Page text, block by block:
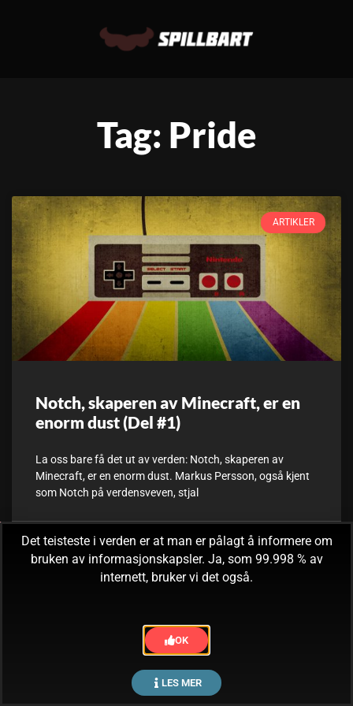
Tag: Pride
ARTIKLER
Notch, skaperen av Minecraft, er en
enorm dust (Del #1)
La oss bare få det ut av verden: Notch, skaperen av
Minecraft, er en enorm dust. Markus Persson, også kjent
som Notch på verdensveven, stjal
30. juni, 2017 Ingen kommentarer
Det teisteste i verden er at man er pålagt å informere om
bruken av informasjonskapsler. Ja, som 99.998 % av
internett, bruker vi det også.
OK
LES MER